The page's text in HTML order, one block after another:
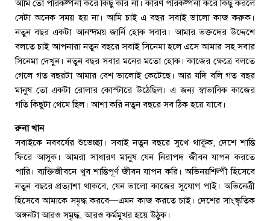
আমি তো পরিকল্পনা করে কিছু করি না। কারণ পরিকল্পনা করে কিছু করলে
সেটা অনেক সময় হয় না। আমি চাই এ বছর সবাই ভালো কাজ করুক।
নতুন বছর একটা আনন্দময় জার্নি হোক সবার। আমার ভক্তদের উদ্দেশে
বলতে চাই আপনারা নতুন বছরে সবাই সিনেমা হলে এসে আমার সহ সবার
সিনেমা দেখুন। নতুন বছর সবার মনের মতো হোক। কাজের ক্ষেত্রে বলতে
গেলে গত বছরটা আমার বেশ ভালোই কেটেছে। আর যদি বলি গত বছর
মানুষ তো একটা রোলার কোস্টারে উঠেছিল। এ জন্য স্বাভাবিক কাজের
গতি কিছুটা থেমে ছিল। আশা করি নতুন বছরে সব ঠিক হয়ে যাবে।
রুনা খান
সবাইকে নববর্ষের শুভেচ্ছা। সবাই নতুন বছরে সুখে থাকুক, দেশে শান্তি
ফিরে আসুক। আমরা সাধারণ মানুষ যেন নিরাপদ জীবন যাপন করতে
পারি। ব্যক্তিজীবনে খুব শান্তিপূর্ণ জীবন যাপন করি। অভিনয়শিল্পী হিসেবে
নতুন বছরে প্রত্যাশা থাকবে, যেন ভালো কাজের সুযোগ পাই। অভিনেত্রী
হিসেবে আমাকে সমৃদ্ধ করবে—এমন কাজ করতে চাই। দেশের সাংস্কৃতিক
অঙ্গনটা আরও সমৃদ্ধ, আরও কর্মমুখর হয়ে উঠুক।